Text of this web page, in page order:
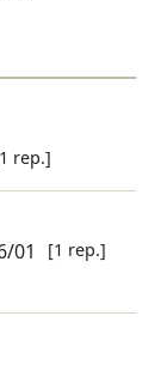
rep.]
01 [1 rep.]